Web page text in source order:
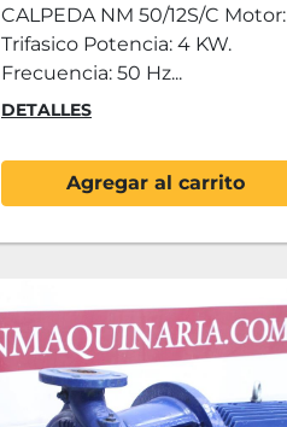
CALPEDA NM 50/12S/C Motor:
Trifasico Potencia: 4 KW.
Frecuencia: 50 Hz...
DETALLES
Agregar al carrito